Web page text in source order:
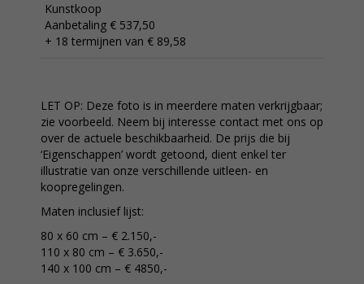
Kunstkoop
Aanbetaling € 537,50
+ 18 termijnen van € 89,58
LET OP: Deze foto is in meerdere maten verkrijgbaar;
zie voorbeeld. Neem bij interesse contact met ons op
over de actuele beschikbaarheid. De prijs die bij
‘Eigenschappen’ wordt getoond, dient enkel ter
illustratie van onze verschillende uitleen- en
koopregelingen.
Maten inclusief lijst:
80 x 60 cm – € 2.150,-
110 x 80 cm – € 3.650,-
140 x 100 cm – € 4850,-